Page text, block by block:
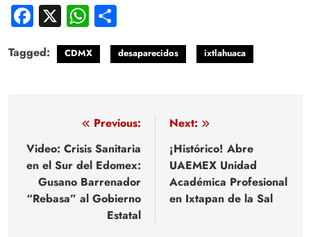
Facebook
X WhatsApp
Tagged: CDMX desaparecidos ixtlahuaca
Navegación
de
entradas
Previous:
Video: Crisis Sanitaria
en el Sur del Edomex:
Gusano Barrenador
“Rebasa” al Gobierno
Estatal
Next:
¡Histórico! Abre
UAEMEX Unidad
Académica Profesional
en Ixtapan de la Sal